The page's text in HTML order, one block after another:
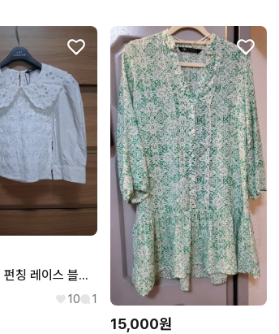
자라 화이트 펀칭 레이스 블라우스
10 1
15,000원